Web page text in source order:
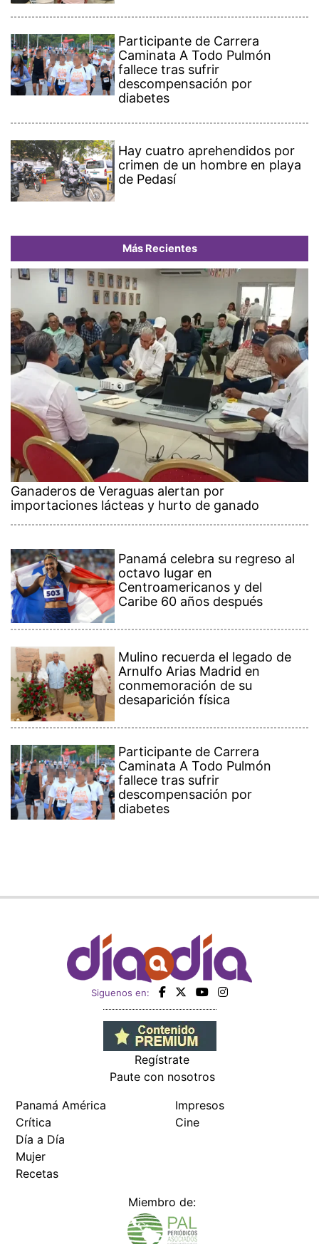
Participante de Carrera
Caminata A Todo Pulmón
fallece tras sufrir
descompensación por
diabetes
Hay cuatro aprehendidos por
crimen de un hombre en playa
de Pedasí
Más Recientes
Ganaderos de Veraguas alertan por
importaciones lácteas y hurto de ganado
Panamá celebra su regreso al
octavo lugar en
Centroamericanos y del
Caribe 60 años después
Mulino recuerda el legado de
Arnulfo Arias Madrid en
conmemoración de su
desaparición física
Participante de Carrera
Caminata A Todo Pulmón
fallece tras sufrir
descompensación por
diabetes
Siguenos en:
Regístrate
Paute con nosotros
Panamá América
Crítica
Día a Día
Mujer
Recetas
Impresos
Cine
Miembro de: